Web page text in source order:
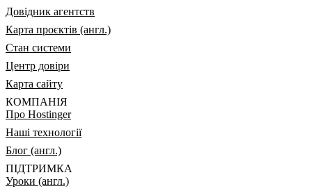
Довідник агентств
Карта проєктів (англ.)
Стан системи
Центр довіри
Карта сайту
КОМПАНІЯ
Про Hostinger
Наші технології
Блог (англ.)
ПІДТРИМКА
Уроки (англ.)